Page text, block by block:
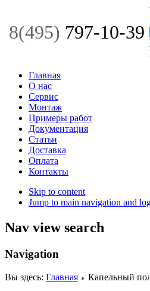
8(495) 797-10-39
Главная
О нас
Сервис
Монтаж
Примеры работ
Документация
Статьи
Доставка
Оплата
Контакты
Skip to content
Jump to main navigation and
Nav view search
Navigation
Вы здесь: Главная
Капельный